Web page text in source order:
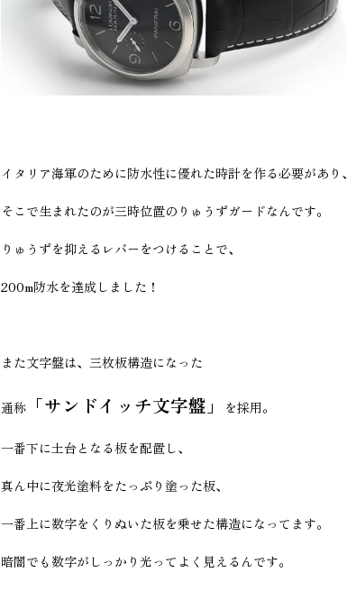
イタリア海軍のために防水性に優れた時計を作る必要があり、
そこで生まれたのが三時位置のりゅうずガードなんです。
りゅうずを抑えるレバーをつけることで、
200m防水を達成しました！
また文字盤は、三枚板構造になった
通称 「サンドイッチ文字盤」 を採用。
一番下に土台となる板を配置し、
真ん中に夜光塗料をたっぷり塗った板、
一番上に数字をくりぬいた板を乗せた構造になってます。
暗闇でも数字がしっかり光ってよく見えるんです。